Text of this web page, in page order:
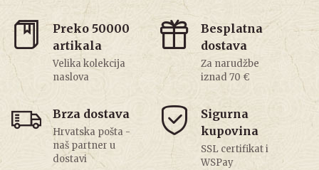
Preko 50000
artikala
Velika kolekcija
naslova
Besplatna
dostava
Za narudžbe
iznad 70 €
Brza dostava
Hrvatska pošta -
naš partner u
dostavi
Sigurna
kupovina
SSL certifikat i
WSPay